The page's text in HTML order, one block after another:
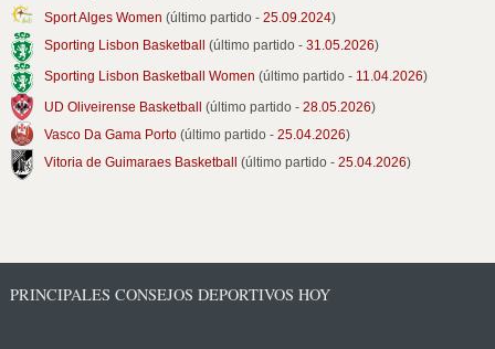
Sport Alges Women (último partido - 25.09.2024)
Sporting Lisbon Basketball
(último partido - 31.05.2026)
Sporting Lisbon Basketball Women (último partido - 11.04.2026)
UD Oliveirense Basketball
(último partido - 28.05.2026)
Vasco Da Gama Porto(último partido - 25.04.2026)
Vitoria de Guimaraes Basketball
(último partido - 25.04.2026)
PRINCIPALES CONSEJOS DEPORTIVOS HOY